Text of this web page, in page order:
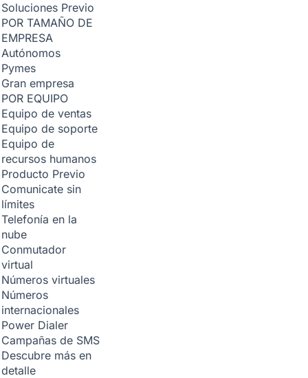
Soluciones Previo
POR TAMAÑO DE
EMPRESA
Autónomos
Pymes
Gran empresa
POR EQUIPO
Equipo de ventas
Equipo de soporte
Equipo de
recursos humanos
Producto Previo
Comunicate sin
límites
Telefonía en la
nube
Conmutador
virtual
Números virtuales
Números
internacionales
Power Dialer
Campañas de SMS
Descubre más en
detalle